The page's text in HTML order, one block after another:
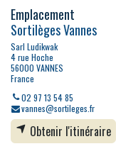
Emplacement
Sortilèges Vannes
Sarl Ludikwak
4 rue Hoche
56000 VANNES
France
02 97 13 54 85
vannes@sortileges.fr
Obtenir l'itinéraire